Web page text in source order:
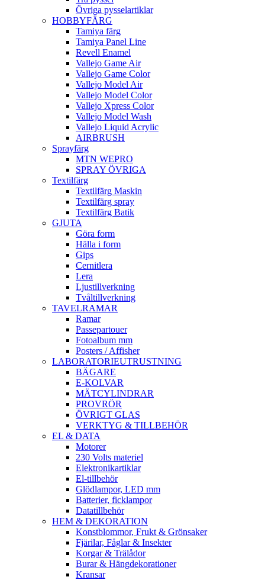
Övriga pysselartiklar
HOBBYFÄRG
Tamiya färg
Tamiya Panel Line
Revell Enamel
Vallejo Game Air
Vallejo Game Color
Vallejo Model Air
Vallejo Model Color
Vallejo Xpress Color
Vallejo Model Wash
Vallejo Liquid Acrylic
AIRBRUSH
Sprayfärg
MTN WEPRO
SPRAY ÖVRIGA
Textilfärg
Textilfärg Maskin
Textilfärg spray
Textilfärg Batik
GJUTA
Göra form
Hälla i form
Gips
Cernitlera
Lera
Ljustillverkning
Tvåltillverkning
TAVELRAMAR
Ramar
Passepartouer
Fotoalbum mm
Posters / Affisher
LABORATORIEUTRUSTNING
BÄGARE
E-KOLVAR
MÄTCYLINDRAR
PROVRÖR
ÖVRIGT GLAS
VERKTYG & TILLBEHÖR
EL & DATA
Motorer
230 Volts materiel
Elektronikartiklar
El-tillbehör
Glödlampor, LED mm
Batterier, ficklampor
Datatillbehör
HEM & DEKORATION
Konstblommor, Frukt & Grönsaker
Fjärilar, Fåglar & Insekter
Korgar & Trälådor
Burar & Hängdekorationer
Kransar